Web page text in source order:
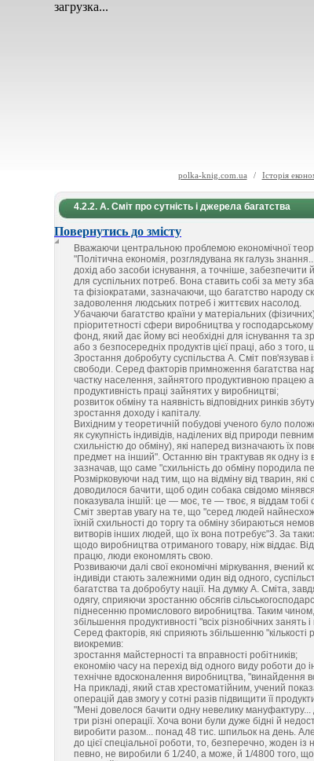
загрузка...
polka-knig.com.ua / Історія
4.2.2. А. Сміт про сутність і джерела багатства
Повернутись до змісту
Вважаючи центральною проблемою економічної
"Політична економія, розглядувана як галузь
дохід або засоби існування, а точніше, забезпечити
для суспільних потреб. Вона ставить собі за мету
та фізіократами, зазначаючи, що багатство народу
задоволення людських потреб і життєвих насолод.
Убачаючи багатство країни у матеріальних
пріоритетності сфери виробництва у
фонд, який дає йому всі необхідні для існування та
або з безпосередніх продуктів цієї праці, або з
Зростання добробуту суспільства А. Сміт пов'язував
свободи. Серед факторів примноження багатства
частку населення, зайнятого продуктивною працею
продуктивність праці зайнятих у виробництві;
розвиток обміну та наявність відповідних ринків
зростання доходу і капіталу.
Вихідним у теоретичній побудові ученого було
як сукупність індивідів, наділених від природи
схильністю до обміну), які наперед визначають їх
предмет на інший". Останню він трактував як одну
зазначав, що саме "схильність до обміну породила
Розмірковуючи над тим, що на відміну від тварин,
доводилося бачити, щоб один собака свідомо
показувала іншій: це — моє, те — твоє, я віддам
Сміт звертав увагу на те, що "серед людей
їхній схильності до торгу та обміну збираються
витворів інших людей, що їх вона потребує"3. За
щодо виробництва отриманого товару, ніж віддає.
працю, люди економлять свою.
Розвиваючи далі свої економічні міркування,
індивіди стають залежними один від одного,
багатства та добробуту нації. На думку А. Сміта,
одягу, сприяючи зростанню обсягів
піднесенню промислового виробництва. Таким
збільшення продуктивності "всіх різнобічних занять
Серед факторів, які сприяють збільшенню "кількості
виокремив:
зростання майстерності та вправності робітників;
економію часу на перехід від одного виду роботи до
технічне вдосконалення виробництва, "винайдення
На прикладі, який став хрестоматійним, учений
операцій дав змогу у сотні разів підвищити її
"Мені довелося бачити одну невелику мануфактуру...
три різні операції. Хоча вони були дуже бідні й
виробити разом... понад 48 тис. шпильок на день.
до цієї спеціальної роботи, то, безперечно, жоден
певно, не виробили б 1/240, а може, й 1/4800 того, що